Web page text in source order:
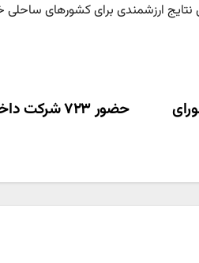
نتایج ارزشمندی برای کشورهای ساحلی
حضور ۷۲۳ شرکت داخلی و خارجی در نمایشگاه متافو